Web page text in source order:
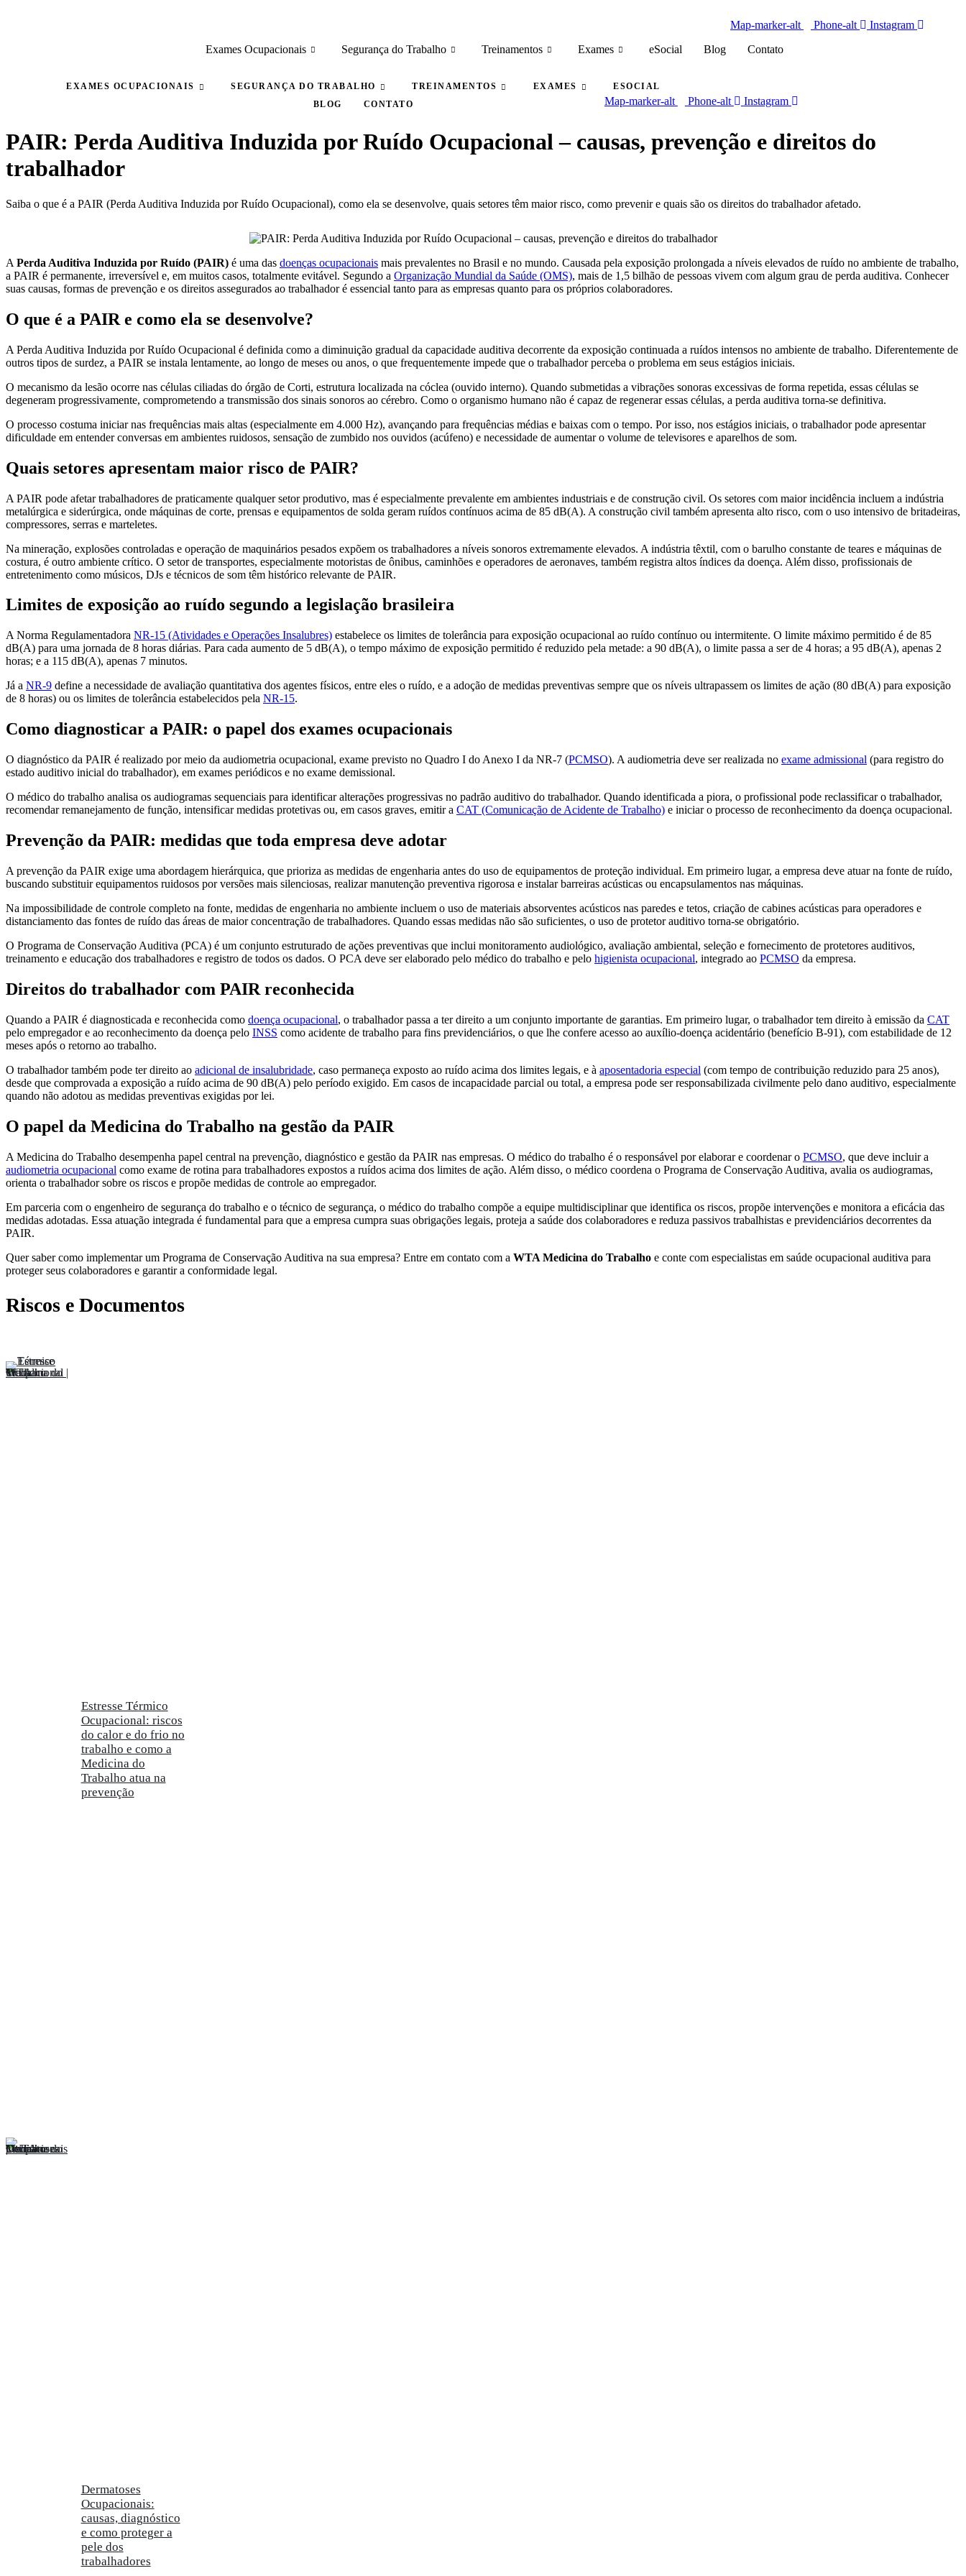
Map-marker-alt Phone-alt
Instagram
Exames Ocupacionais
Segurança do Trabalho Treinamentos Exames eSocial Blog Contato
Map-marker-alt Phone-alt Instagram
EXAMES OCUPACIONAIS SEGURANÇA DO TRABALHO TREINAMENTOS EXAMES
ESOCIAL
BLOG
CONTATO
PAIR: Perda Auditiva Induzida por Ruído Ocupacional – causas, prevenção e direitos do
trabalhador
Saiba o que é a PAIR (Perda Auditiva Induzida por Ruído Ocupacional), como ela se desenvolve, quais setores têm maior risco, como prevenir e quais são os direitos do trabalhador afetado.
A Perda Auditiva Induzida por Ruído (PAIR) é uma das doenças ocupacionais mais prevalentes no Brasil e no mundo. Causada pela exposição prolongada a níveis elevados de ruído no ambiente de trabalho,
a PAIR é permanente, irreversível e, em muitos casos, totalmente evitável. Segundo a Organização Mundial da Saúde (OMS), mais de 1,5 bilhão de pessoas vivem com algum grau de perda auditiva. Conhecer
suas causas, formas de prevenção e os direitos assegurados ao trabalhador é essencial tanto para as empresas quanto para os próprios colaboradores.
O que é a PAIR e como ela se desenvolve?
A Perda Auditiva Induzida por Ruído Ocupacional é definida como a diminuição gradual da capacidade auditiva decorrente da exposição continuada a ruídos intensos no ambiente de trabalho. Diferentemente de
outros tipos de surdez, a PAIR se instala lentamente, ao longo de meses ou anos, o que frequentemente impede que o trabalhador perceba o problema em seus estágios iniciais.
O mecanismo da lesão ocorre nas células ciliadas do órgão de Corti, estrutura localizada na cóclea (ouvido interno). Quando submetidas a vibrações sonoras excessivas de forma repetida, essas células se
degeneram progressivamente, comprometendo a transmissão dos sinais sonoros ao cérebro. Como o organismo humano não é capaz de regenerar essas células, a perda auditiva torna-se definitiva.
O processo costuma iniciar nas frequências mais altas (especialmente em 4.000 Hz), avançando para frequências médias e baixas com o tempo. Por isso, nos estágios iniciais, o trabalhador pode apresentar
dificuldade em entender conversas em ambientes ruidosos, sensação de zumbido nos ouvidos (acúfeno) e necessidade de aumentar o volume de televisores e aparelhos de som.
Quais setores apresentam maior risco de PAIR?
A PAIR pode afetar trabalhadores de praticamente qualquer setor produtivo, mas é especialmente prevalente em ambientes industriais e de construção civil. Os setores com maior incidência incluem a indústria
metalúrgica e siderúrgica, onde máquinas de corte, prensas e equipamentos de solda geram ruídos contínuos acima de 85 dB(A). A construção civil também apresenta alto risco, com o uso intensivo de britadeiras,
compressores, serras e marteletes.
Na mineração, explosões controladas e operação de maquinários pesados expõem os trabalhadores a níveis sonoros extremamente elevados. A indústria têxtil, com o barulho constante de teares e máquinas de
costura, é outro ambiente crítico. O setor de transportes, especialmente motoristas de ônibus, caminhões e operadores de aeronaves, também registra altos índices da doença. Além disso, profissionais de
entretenimento como músicos, DJs e técnicos de som têm histórico relevante de PAIR.
Limites de exposição ao ruído segundo a legislação brasileira
A Norma Regulamentadora NR-15 (Atividades e Operações Insalubres) estabelece os limites de tolerância para exposição ocupacional ao ruído contínuo ou intermitente. O limite máximo permitido é de 85
dB(A) para uma jornada de 8 horas diárias. Para cada aumento de 5 dB(A), o tempo máximo de exposição permitido é reduzido pela metade: a 90 dB(A), o limite passa a ser de 4 horas; a 95 dB(A), apenas 2
horas; e a 115 dB(A), apenas 7 minutos.
Já a NR-9 define a necessidade de avaliação quantitativa dos agentes físicos, entre eles o ruído, e a adoção de medidas preventivas sempre que os níveis ultrapassem os limites de ação (80 dB(A) para exposição
de 8 horas) ou os limites de tolerância estabelecidos pela NR-15.
Como diagnosticar a PAIR: o papel dos exames ocupacionais
O diagnóstico da PAIR é realizado por meio da audiometria ocupacional, exame previsto no Quadro I do Anexo I da NR-7 (PCMSO). A audiometria deve ser realizada no exame admissional (para registro do
estado auditivo inicial do trabalhador), em exames periódicos e no exame demissional.
O médico do trabalho analisa os audiogramas sequenciais para identificar alterações progressivas no padrão auditivo do trabalhador. Quando identificada a piora, o profissional pode reclassificar o trabalhador,
recomendar remanejamento de função, intensificar medidas protetivas ou, em casos graves, emitir a CAT (Comunicação de Acidente de Trabalho) e iniciar o processo de reconhecimento da doença ocupacional.
Prevenção da PAIR: medidas que toda empresa deve adotar
A prevenção da PAIR exige uma abordagem hierárquica, que prioriza as medidas de engenharia antes do uso de equipamentos de proteção individual. Em primeiro lugar, a empresa deve atuar na fonte de ruído,
buscando substituir equipamentos ruidosos por versões mais silenciosas, realizar manutenção preventiva rigorosa e instalar barreiras acústicas ou encapsulamentos nas máquinas.
Na impossibilidade de controle completo na fonte, medidas de engenharia no ambiente incluem o uso de materiais absorventes acústicos nas paredes e tetos, criação de cabines acústicas para operadores e
distanciamento das fontes de ruído das áreas de maior concentração de trabalhadores. Quando essas medidas não são suficientes, o uso de protetor auditivo torna-se obrigatório.
O Programa de Conservação Auditiva (PCA) é um conjunto estruturado de ações preventivas que inclui monitoramento audiológico, avaliação ambiental, seleção e fornecimento de protetores auditivos,
treinamento e educação dos trabalhadores e registro de todos os dados. O PCA deve ser elaborado pelo médico do trabalho e pelo higienista ocupacional, integrado ao PCMSO da empresa.
Direitos do trabalhador com PAIR reconhecida
Quando a PAIR é diagnosticada e reconhecida como doença ocupacional, o trabalhador passa a ter direito a um conjunto importante de garantias. Em primeiro lugar, o trabalhador tem direito à emissão da CAT
pelo empregador e ao reconhecimento da doença pelo INSS como acidente de trabalho para fins previdenciários, o que lhe confere acesso ao auxílio-doença acidentário (benefício B-91), com estabilidade de 12
meses após o retorno ao trabalho.
O trabalhador também pode ter direito ao adicional de insalubridade, caso permaneça exposto ao ruído acima dos limites legais, e à aposentadoria especial (com tempo de contribuição reduzido para 25 anos),
desde que comprovada a exposição a ruído acima de 90 dB(A) pelo período exigido. Em casos de incapacidade parcial ou total, a empresa pode ser responsabilizada civilmente pelo dano auditivo, especialmente
quando não adotou as medidas preventivas exigidas por lei.
O papel da Medicina do Trabalho na gestão da PAIR
A Medicina do Trabalho desempenha papel central na prevenção, diagnóstico e gestão da PAIR nas empresas. O médico do trabalho é o responsável por elaborar e coordenar o PCMSO, que deve incluir a
audiometria ocupacional como exame de rotina para trabalhadores expostos a ruídos acima dos limites de ação. Além disso, o médico coordena o Programa de Conservação Auditiva, avalia os audiogramas,
orienta o trabalhador sobre os riscos e propõe medidas de controle ao empregador.
Em parceria com o engenheiro de segurança do trabalho e o técnico de segurança, o médico do trabalho compõe a equipe multidisciplinar que identifica os riscos, propõe intervenções e monitora a eficácia das
medidas adotadas. Essa atuação integrada é fundamental para que a empresa cumpra suas obrigações legais, proteja a saúde dos colaboradores e reduza passivos trabalhistas e previdenciários decorrentes da
PAIR.
Quer saber como implementar um Programa de Conservação Auditiva na sua empresa? Entre em contato com a WTA Medicina do Trabalho e conte com especialistas em saúde ocupacional auditiva para
proteger seus colaboradores e garantir a conformidade legal.
Riscos e Documentos
Estresse Térmico
Ocupacional: riscos
do calor e do frio no
trabalho e como a
Medicina do
Trabalho atua na
prevenção
Dermatoses
Ocupacionais:
causas, diagnóstico
e como proteger a
pele dos
trabalhadores